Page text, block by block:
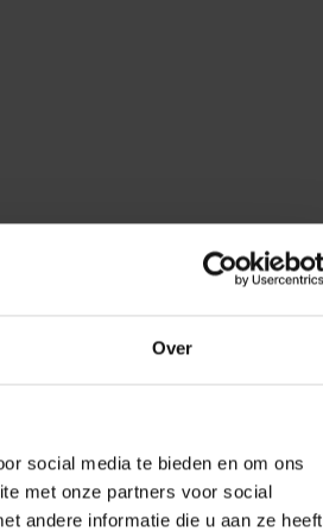
Over
social media te bieden en om ons
met onze partners voor social
andere informatie die u aan ze heeft
De Baaij